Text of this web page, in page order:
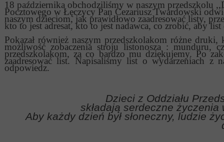
18 października obchodziliśmy w naszym przedszkolu
Pocztowego w Łęczycy Pan Cezariusz Twardowski
naszym dzieciom, jak prawidłowo zaadresować listy,
kto to jest adresat, kto to jest nadawca, co zrobić, aby
Pokazał również naszym przedszkolakom różne
możliwość zobaczenia stroju listonosza : munduru,
przedszkolakom, za co bardzo mu dziękujemy. Po
zaadresować list. Napisaliśmy list o wydarzeniach z
odpowiedz.
Dzieci z Oddziału
składają serdeczne
Aby każdy dzień był słoneczny, ludzie